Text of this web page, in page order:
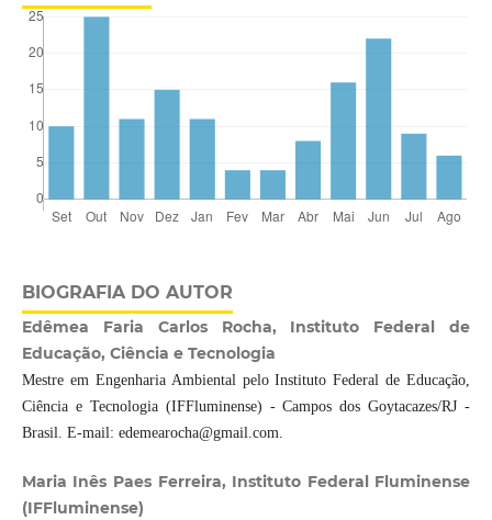
BIOGRAFIA DO AUTOR
Edêmea Faria Carlos Rocha, Instituto Federal de
Educação, Ciência e Tecnologia
Mestre em Engenharia Ambiental pelo Instituto Federal de Educação,
Ciência e Tecnologia (IFFluminense) - Campos dos Goytacazes/RJ -
Brasil. E-mail: edemearocha@gmail.com.
Maria Inês Paes Ferreira, Instituto Federal Fluminense
(IFFluminense)